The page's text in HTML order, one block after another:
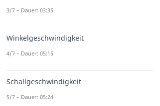
3/7 – Dauer: 03:35
Winkelgeschwindigkeit
4/7 – Dauer: 05:15
Schallgeschwindigkeit
5/7 – Dauer: 05:24